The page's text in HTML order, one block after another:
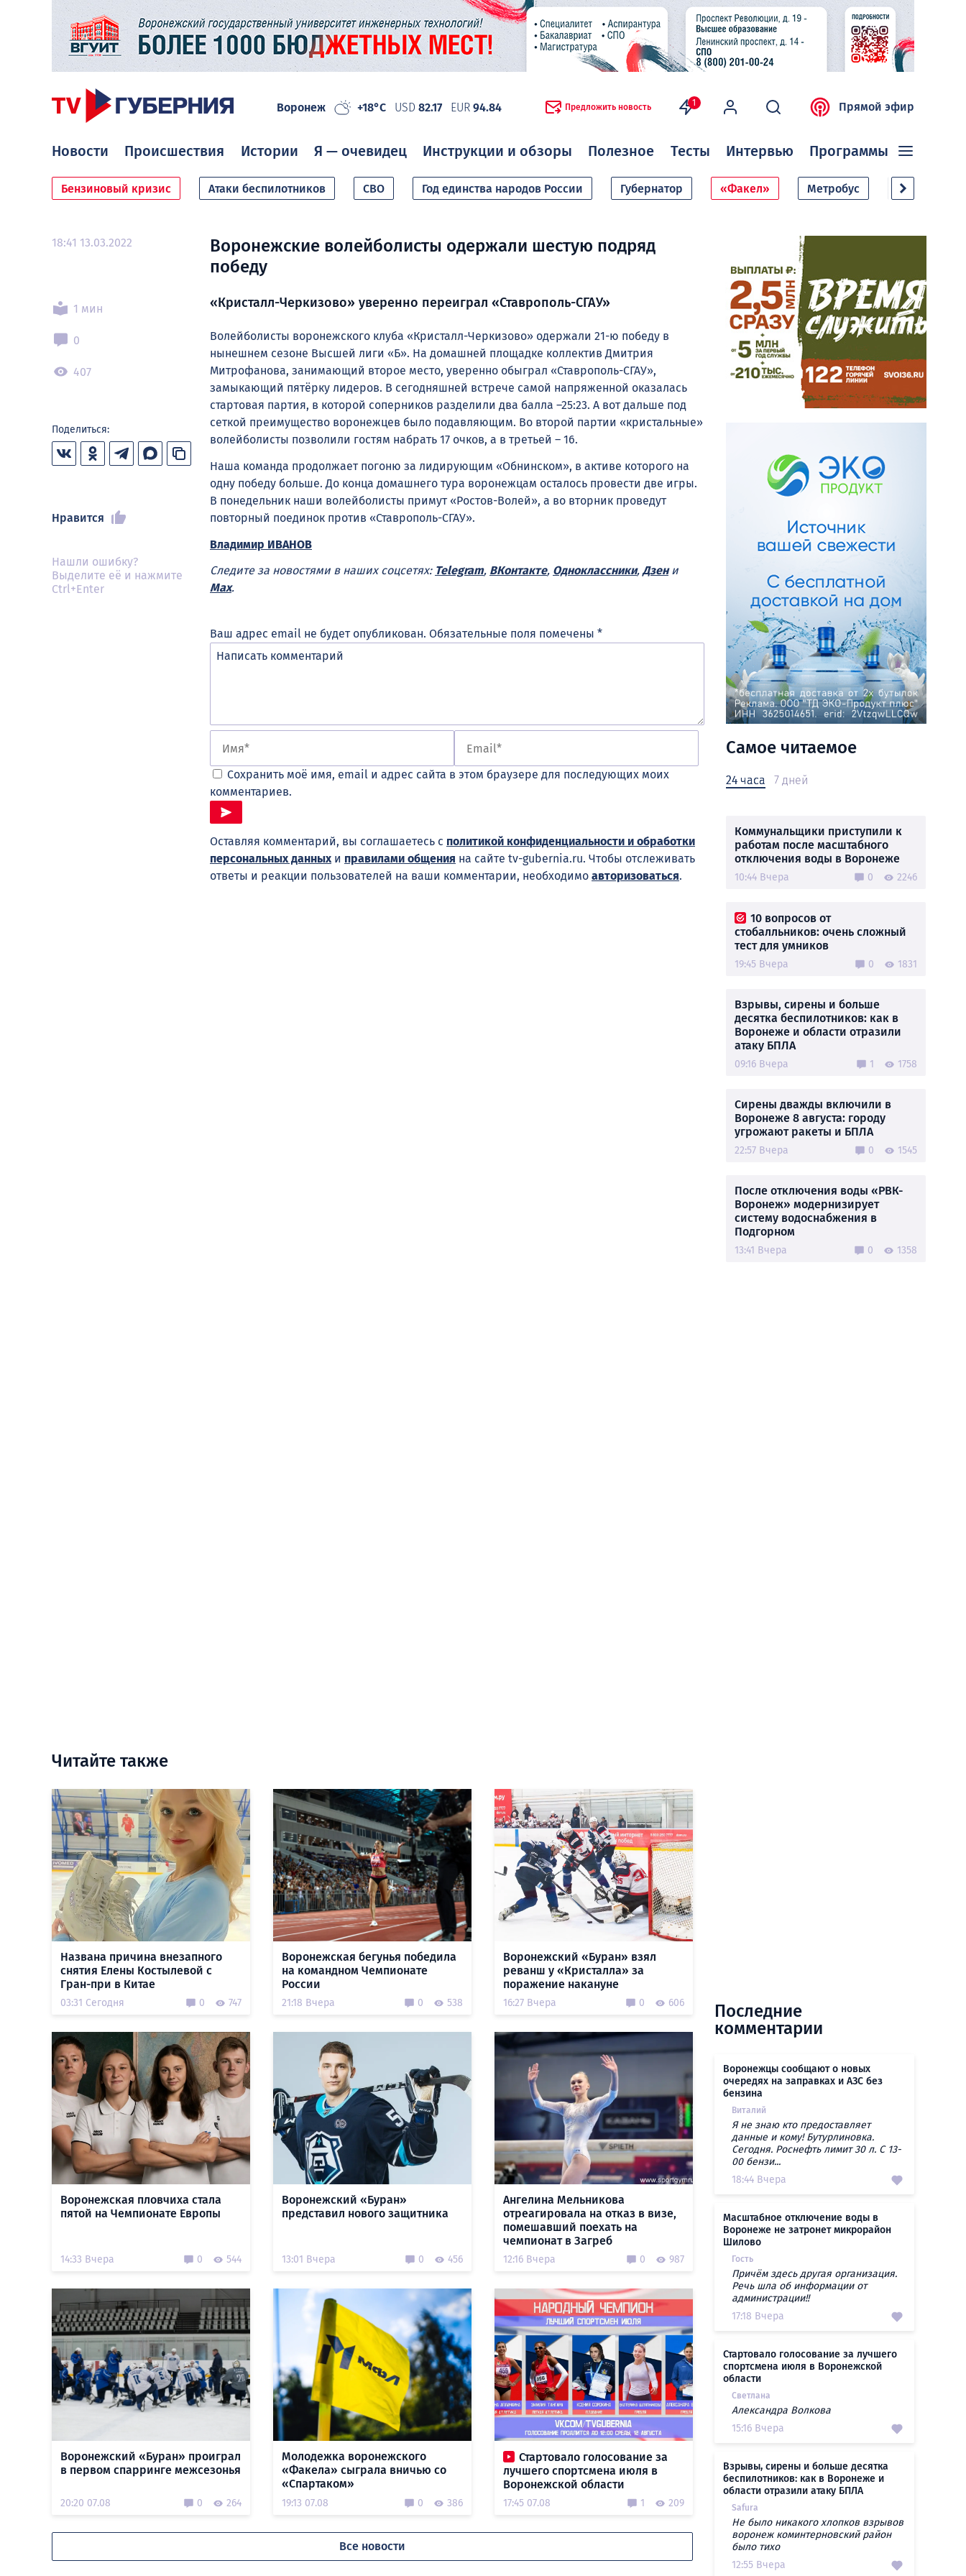
Воронеж +18°C USD 82.17 EUR 94.84 Предложить новость 1 Прямой эфир
Новости Происшествия Истории Я — очевидец Инструкции и обзоры Полезное Тесты Интервью Программы
Бензиновый кризис Атаки беспилотников СВО Год единства народов России Губернатор «Факел» Метробус Дачный
18:41 13.03.2022
1 мин
0
407
Поделиться:
Нравится
Нашли ошибку?
Выделите её и нажмите
Ctrl+Enter
Воронежские волейболисты одержали шестую подряд
победу
«Кристалл-Черкизово» уверенно переиграл «Ставрополь-СГАУ»
Волейболисты воронежского клуба «Кристалл-Черкизово» одержали 21-ю победу в
нынешнем сезоне Высшей лиги «Б». На домашней площадке коллектив Дмитрия
Митрофанова, занимающий второе место, уверенно обыграл «Ставрополь-СГАУ»,
замыкающий пятёрку лидеров. В сегодняшней встрече самой напряженной оказалась
стартовая партия, в которой соперников разделили два балла –25:23. А вот дальше под
сеткой преимущество воронежцев было подавляющим. Во второй партии «кристальные»
волейболисты позволили гостям набрать 17 очков, а в третьей – 16.
Наша команда продолжает погоню за лидирующим «Обнинском», в активе которого на
одну победу больше. До конца домашнего тура воронежцам осталось провести две игры.
В понедельник наши волейболисты примут «Ростов-Волей», а во вторник проведут
повторный поединок против «Ставрополь-СГАУ».
Владимир ИВАНОВ
Следите за новостями в наших соцсетях: Telegram, ВКонтакте, Одноклассники, Дзени
Max.
Ваш адрес email не будет опубликован. Обязательные поля помечены *
Сохранить моё имя, email и адрес сайта в этом браузере для последующих моих
комментариев.
Оставляя комментарий, вы соглашаетесь с политикой конфиденциальности и обработки
персональных данныхи правилами общения на сайте tv-gubernia.ru. Чтобы отслеживать
ответы и реакции пользователей на ваши комментарии, необходимо авторизоваться.
Самое читаемое
24 часа 7 дней
Коммунальщики приступили к
работам после масштабного
отключения воды в Воронеже
10:44 Вчера 0 2246
10 вопросов от
стобалльников: очень сложный
тест для умников
19:45 Вчера 0 1831
Взрывы, сирены и больше
десятка беспилотников: как в
Воронеже и области отразили
атаку БПЛА
09:16 Вчера 1 1758
Сирены дважды включили в
Воронеже 8 августа: городу
угрожают ракеты и БПЛА
22:57 Вчера 0 1545
После отключения воды «РВК-
Воронеж» модернизирует
систему водоснабжения в
Подгорном
13:41 Вчера 0 1358
Читайте также
Названа причина внезапного
снятия Елены Костылевой с
Гран-при в Китае
03:31 Сегодня 0 747
Воронежская бегунья победила
на командном Чемпионате
России
21:18 Вчера 0 538
Воронежский «Буран» взял
реванш у «Кристалла» за
поражение накануне
16:27 Вчера 0 606
Воронежская пловчиха стала
пятой на Чемпионате Европы
14:33 Вчера 0 544
Воронежский «Буран»
представил нового защитника
13:01 Вчера 0 456
Ангелина Мельникова
отреагировала на отказ в визе,
помешавший поехать на
чемпионат в Загреб
12:16 Вчера 0 987
Воронежский «Буран» проиграл
в первом спарринге межсезонья
20:20 07.08 0 264
Молодежка воронежского
«Факела» сыграла вничью со
«Спартаком»
19:13 07.08 0 386
Стартовало голосование за
лучшего спортсмена июля в
Воронежской области
17:45 07.08 1 209
Все новости
Последние
комментарии
Воронежцы сообщают о новых
очередях на заправках и АЗС без
бензина
Виталий
Я не знаю кто предоставляет
данные и кому! Бутурлиновка.
Сегодня. Роснефть лимит 30 л. С 13-
00 бензи...
18:44 Вчера
Масштабное отключение воды в
Воронеже не затронет микрорайон
Шилово
Гость
Причём здесь другая организация.
Речь шла об информации от
администрации!!
17:18 Вчера
Стартовало голосование за лучшего
спортсмена июля в Воронежской
области
Светлана
Александра Волкова
15:16 Вчера
Взрывы, сирены и больше десятка
беспилотников: как в Воронеже и
области отразили атаку БПЛА
Safura
Не было никакого хлопков взрывов
воронеж коминтерновский район
было тихо
12:55 Вчера